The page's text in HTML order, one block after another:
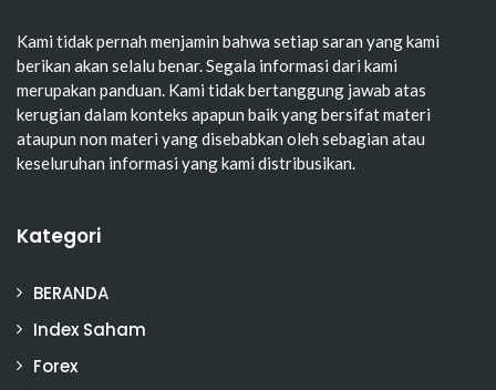
Kami tidak pernah menjamin bahwa setiap saran yang kami
berikan akan selalu benar. Segala informasi dari kami
merupakan panduan. Kami tidak bertanggung jawab atas
kerugian dalam konteks apapun baik yang bersifat materi
ataupun non materi yang disebabkan oleh sebagian atau
keseluruhan informasi yang kami distribusikan.
Kategori
BERANDA
Index Saham
Forex